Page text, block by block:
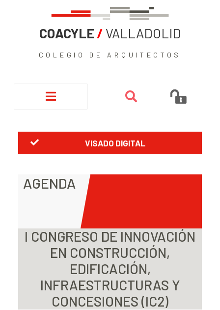
COACYLE / VALLADOLID
COLEGIO DE ARQUITECTOS
VISADO DIGITAL
AGENDA
I CONGRESO DE INNOVACIÓN
EN CONSTRUCCIÓN,
EDIFICACIÓN,
INFRAESTRUCTURAS Y
CONCESIONES (IC2)